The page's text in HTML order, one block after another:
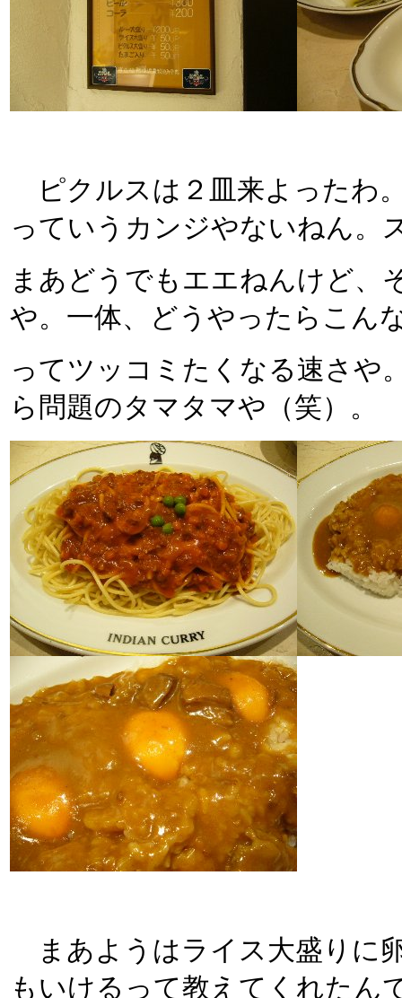
ピクルスは２皿来よったわ
っていうカンジやないねん。
まあどうでもエエねんけど、
や。一体、どうやったらこん
ってツッコミたくなる速さや
ら問題のタマタマや（笑）。
まあようはライス大盛りに
もいけるって教えてくれたん